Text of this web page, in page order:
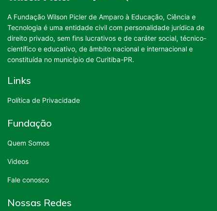
A Fundação Wilson Picler de Amparo à Educação, Ciência e
Tecnologia é uma entidade civil com personalidade jurídica de
direito privado, sem fins lucrativos e de caráter social, técnico-
científico e educativo, de âmbito nacional e internacional e
constituída no município de Curitiba-PR.
Links
Política de Privacidade
Fundação
Quem Somos
Videos
Fale conosco
Nossas Redes